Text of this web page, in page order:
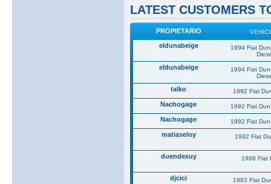
LATEST CUSTOMERS
PROPIETARIO
eldunabeige
1994 Fiat
eldunabeige
1994 Fiat
talko 1992 Fiat
Nachogage 1992 Fiat
Nachogage 1992 Fiat
matiaseloy 1992 Fiat
duendexuy 1988 Fiat
djcici 1993 Fiat